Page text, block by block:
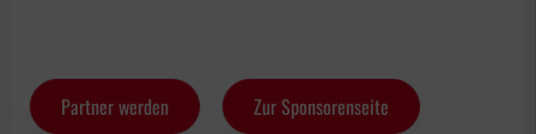
Partner werden Zur Sponsorenseite